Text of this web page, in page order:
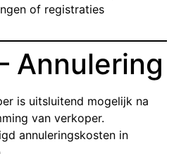
of registraties
Annulering
is uitsluitend mogelijk na
van verkoper.
annuleringskosten in